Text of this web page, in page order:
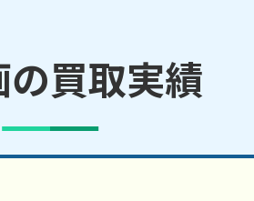
の買取実績